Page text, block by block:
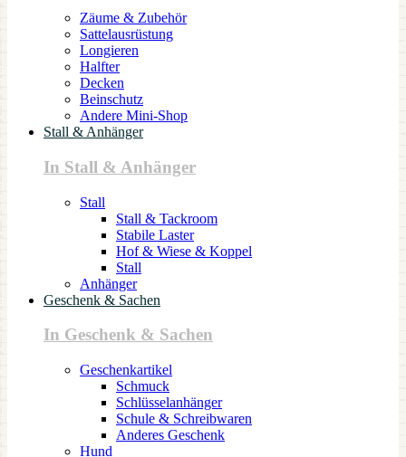
Zäume & Zubehör
Sattelausrüstung
Longieren
Halfter
Decken
Beinschutz
Andere Mini-Shop
Stall & Anhänger
In Stall & Anhänger
Stall
Stall & Tackroom
Stabile Laster
Hof & Wiese & Koppel
Stall
Anhänger
Geschenk & Sachen
In Geschenk & Sachen
Geschenkartikel
Schmuck
Schlüsselanhänger
Schule & Schreibwaren
Anderes Geschenk
Hund